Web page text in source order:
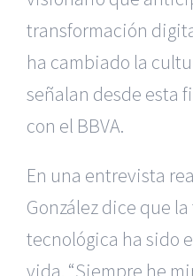
transformación
ha cambiado la
señalan desde esta
con el BBVA.
En una entrevista
González dice que
tecnológica ha sido
vida. “Siempre he